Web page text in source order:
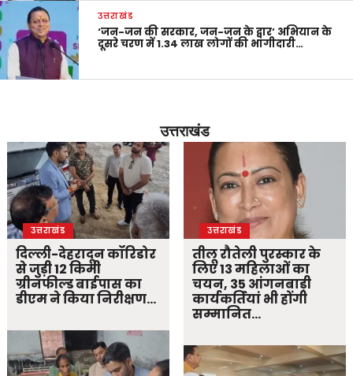
उत्तराखंड
‘जन-जन की सरकार, जन-जन के द्वार’ अभियान के
दूसरे चरण में 1.34 लाख लोगों की भागीदारी…
उत्तराखंड
उत्तराखंड
दिल्ली-देहरादून कॉरिडोर
से जुड़ी 12 किमी
ग्रीनफील्ड बाईपास का
डीएम ने किया निरीक्षण…
उत्तराखंड
तीलू रौतेली पुरस्कार के
लिए 13 महिलाओं का
चयन, 35 आंगनबाड़ी
कार्यकर्तियां भी होंगी
सम्मानित…